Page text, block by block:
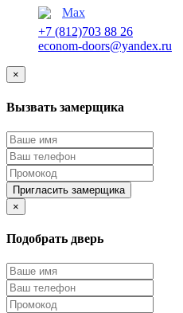
Max
+7 (812)703 88 26
econom-doors@yandex.ru
×
Вызвать замерщика
Пригласить замерщика
×
Подобрать дверь